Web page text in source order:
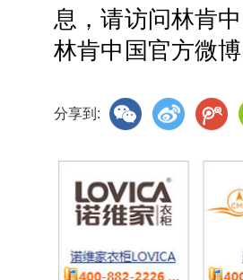
息，请访问林肯
林肯中国官方微
分享到: